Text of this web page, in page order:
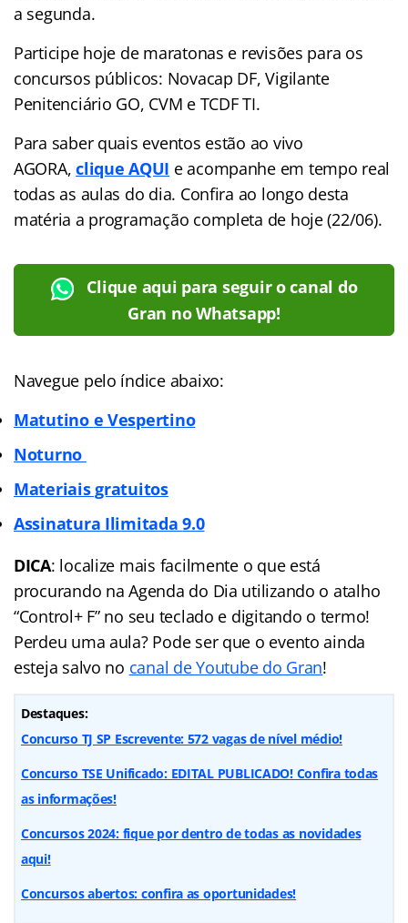
a segunda.
Participe hoje de maratonas e revisões para os
concursos públicos: Novacap DF, Vigilante
Penitenciário GO, CVM e TCDF TI.
Para saber quais eventos estão ao vivo
AGORA,clique AQUI e acompanhe em tempo real
todas as aulas do dia. Confira ao longo desta
matéria a programação completa de hoje (22/06).
Clique aqui para seguir o canal do
Gran no Whatsapp!
Navegue pelo índice abaixo:
Matutino e Vespertino
Noturno
Materiais gratuitos
Assinatura Ilimitada9.0
DICA: localize mais facilmente o que está
procurando na Agenda do Dia utilizando o atalho
“Control+ F” no seu teclado e digitando o termo!
Perdeu uma aula? Pode ser que o evento ainda
esteja salvo no canal de Youtube do Gran!
Destaques:
Concurso TJ SP Escrevente: 572 vagas de nível médio!
Concurso TSE Unificado: EDITAL PUBLICADO! Confira todas
as informações!
Concursos 2024: fique por dentro de todas as novidades
aqui!
Concursos abertos: confira as oportunidades!